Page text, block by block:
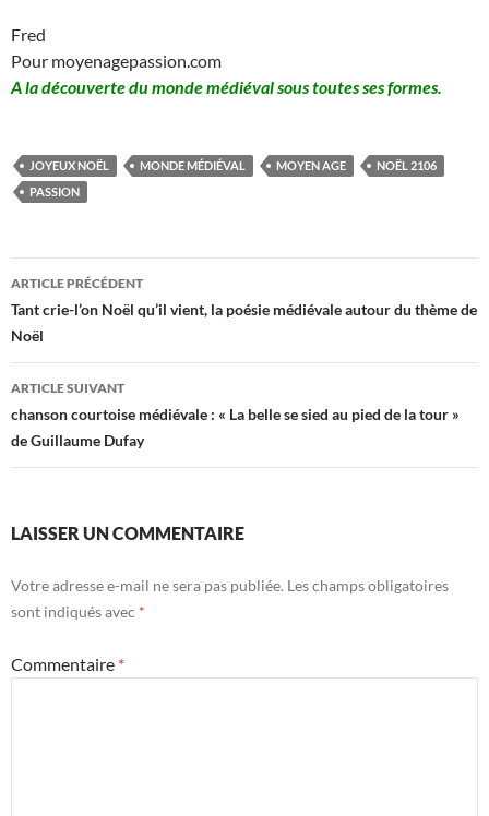
Fred
Pour moyenagepassion.com
A la découverte du monde médiéval sous toutes ses formes.
JOYEUX NOËL MONDE MÉDIÉVAL MOYEN AGE
NOËL 2106
PASSION
Navigation
des
articles
ARTICLE PRÉCÉDENT
Tant crie-l’on Noël qu’il vient, la poésie médiévale autour du thème de
Noël
ARTICLE SUIVANT
chanson courtoise médiévale : « La belle se sied au pied de la tour »
de Guillaume Dufay
LAISSER UN COMMENTAIRE
Votre adresse e-mail ne sera pas publiée. Les champs obligatoires
sont indiqués avec *
Commentaire *